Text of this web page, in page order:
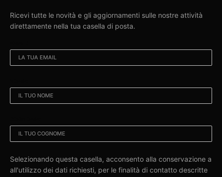
Ricevi tutte le novità e gli aggiornamenti sulle nostre attività
direttamente nella tua casella di posta.
Selezionando questa casella, acconsento alla conservazione a
all'utilizzo dei dati richiesti, per le finalità di contatto descritte